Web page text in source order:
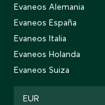
Evaneos Alemania
Evaneos España
Evaneos Italia
Evaneos Holanda
Evaneos Suiza
EUR